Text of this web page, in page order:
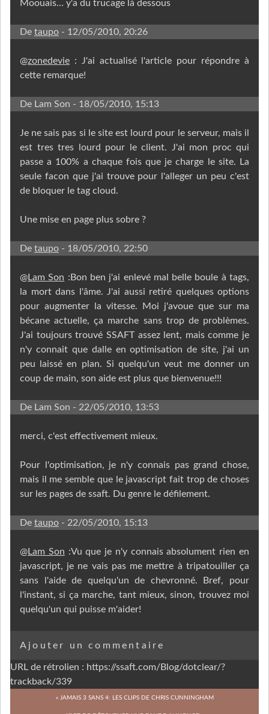
Moouais... y'a du trucage là dessous
De taupo - 12/05/2010, 20:26
@zonedevie : J'ai actualisé l'article pour répondre à
cette remarque!
De Lam Son - 18/05/2010, 15:13
Je ne sais pas si le site est lourd pour le serveur, mais il
est tres tres lourd pour le client. J'ai mon proc qui
passe a 100% a chaque fois que je charge le site. La
seule facon que j'ai trouve pour l'alleger un peu c'est
de bloquer le tag cloud.
Une mise en page plus sobre ?
De taupo - 18/05/2010, 22:50
@Lam Son :Bon ben j'ai enlevé mal belle boule à tags,
la mort dans l'âme. J'ai aussi retiré quelques options
pour augmenter la vitesse. Moi j'avoue que sur ma
bécane actuelle, ça marche sans trop de problèmes.
J'ai toujours trouvé SSAFT assez lent, mais comme je
n'y connait que dalle en optimisation de site, j'ai un
peu laissé en plan. Si quelqu'un veut me donner un
coup de main, son aide est plus que bienvenue!!!
De Lam Son - 22/05/2010, 13:53
merci, c'est effectivement mieux.
Pour l'optimisation, je n'y connais pas grand chose,
mais il me semble que le javascript fait trop de choses
sur les pages de ssaft. Du genre le défilement.
De taupo - 22/05/2010, 15:13
@Lam Son :Vu que je n'y connais absolument rien en
javascript, je ne vais pas me mettre à tripatouiller ça
sans l'aide de quelqu'un de chevronné. Bref, pour
l'instant, si ça marche, tant mieux, sinon, trouvez moi
quelqu'un qui puisse m'aider!
Ajouter un commentaire
URL de rétrolien : https://ssaft.com/Blog/dotclear/?
trackback/339
« JAMAIS 3 SANS 4: LES CLIPS DE CHRIS CUNNINGHAM